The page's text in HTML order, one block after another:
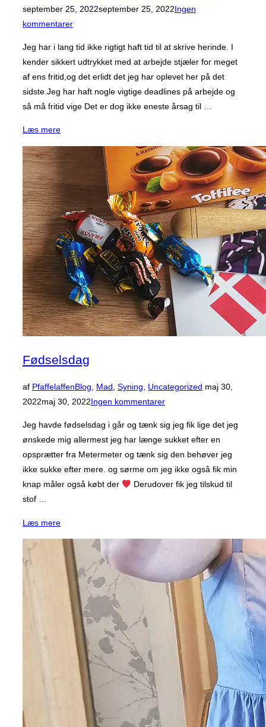
september 25, 2022september 25, 2022Ingen
kommentarer
Jeg har i lang tid ikke rigtigt haft tid til at skrive herinde. I
kender sikkert udtrykket med at arbejde stjæler for meget
af ens fritid,og det erlidt det jeg har oplevet her på det
sidste.Jeg har haft nogle vigtige deadlines på arbejde og
så må fritid vige Det er dog ikke eneste årsag til …
Læs mere“Så
fik
jeg
tid…”
Fødselsdag
af PfaffelaffenBlog Mad Syning Uncategorized Udgivet
maj 30,
2022maj 30, 2022Ingen kommentarer
Jeg havde fødselsdag i går og tænk sig jeg fik lige det jeg
ønskede mig allermest jeg har længe sukket efter en
opsprætter fra Metermeter og tænk sig den behøver jeg
ikke sukke efter mere. og sørme om jeg ikke også fik min
knap måler også købt der
Derudover fik jeg tilskud til
stof …
Læs mere“Fødselsdag”